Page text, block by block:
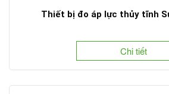
Thiết bị đo áp lực thủy tĩnh
Chi tiết